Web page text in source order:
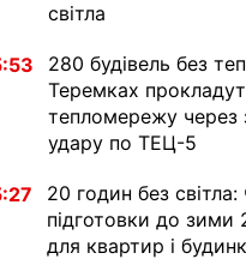
світла
280 будівель без
Теремках
тепломережу через
удару по ТЕЦ-5
20 годин без світла:
підготовки до зими
для квартир і